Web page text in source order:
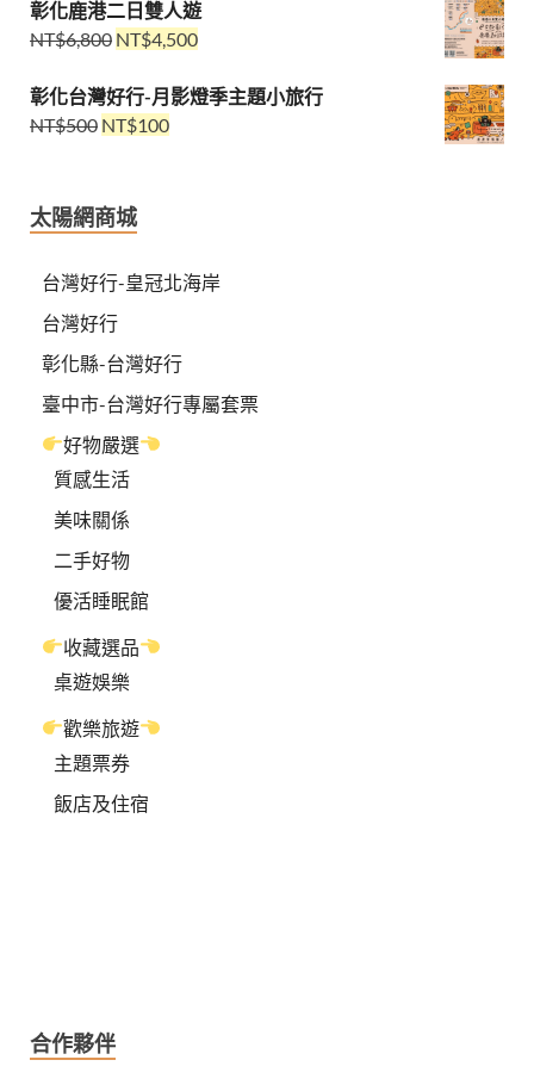
彰化鹿港二日雙人遊
NT$6,800 NT$4,500
彰化台灣好行-月影燈季主題小旅行
NT$500 NT$100
太陽網商城
台灣好行-皇冠北海岸
台灣好行
彰化縣-台灣好行
臺中市-台灣好行專屬套票
好物嚴選
質感生活
美味關係
二手好物
優活睡眠館
收藏選品
桌遊娛樂
歡樂旅遊
主題票券
飯店及住宿
合作夥伴